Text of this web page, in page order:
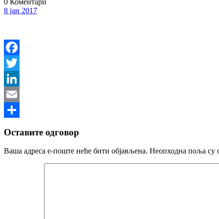
8 јан 2017
Facebook
Twitter
LinkedIn
Email
Оставите одговор
Ваша адреса е-поште неће бити објављена. Неопходна поља су